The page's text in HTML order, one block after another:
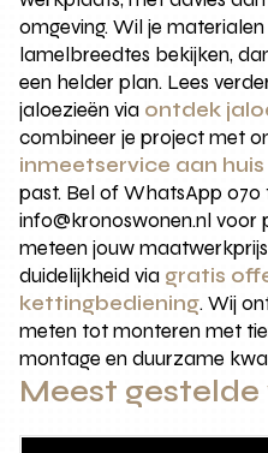
omgeving. Wil je
lamelbreedtes bekijken,
een helder plan. Lees
jaloezieën via ontdek
combineer je project met
inmeetservice aan huis
past. Bel of WhatsApp 070
info@kronoswonen.nl voor
meteen jouw
duidelijkheid via gratis
kettingbediening. Wij
meten tot monteren met
montage en duurzame
Meest gestelde